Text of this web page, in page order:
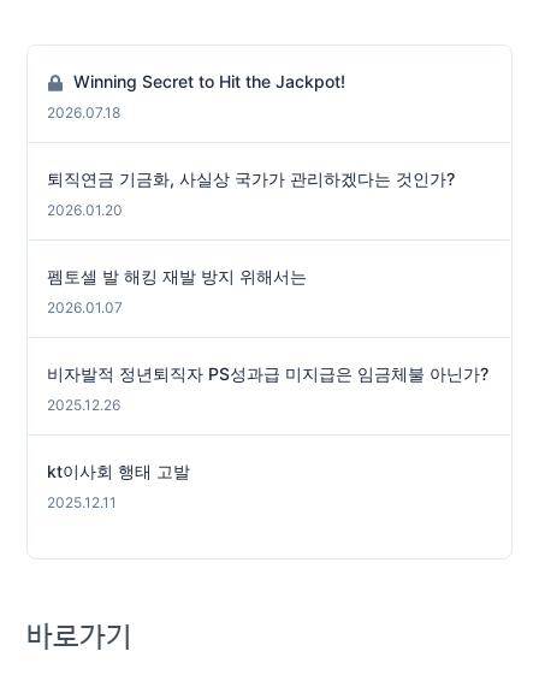
Winning Secret to Hit the Jackpot!
2026.07.18
퇴직연금 기금화, 사실상 국가가 관리하겠다는 것인가?
2026.01.20
펨토셀 발 해킹 재발 방지 위해서는
2026.01.07
비자발적 정년퇴직자 PS성과급 미지급은 임금체불 아닌가?
2025.12.26
kt이사회 행태 고발
2025.12.11
바로가기